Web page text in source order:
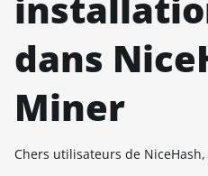
dans
Miner
Chers utilisateurs de NiceHash,